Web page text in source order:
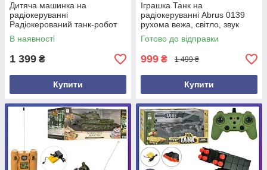
Дитяча машинка на
радіокеруванні
Радіокерований танк-робот
LH-C 041 B стріляє водою
сенсорний браслет
В наявності
1 399 ₴
Купити
Іграшка Танк на
радіокеруванні Abrus 0139
рухома вежа, світло, звук
Готово до відправки
999 ₴ 1 499 ₴
Купити